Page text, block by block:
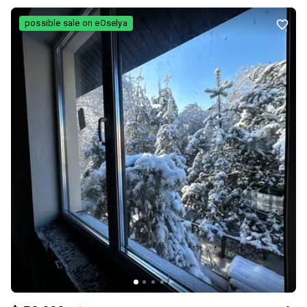
таунхауси від 35 до 60 м² • компактні, продумані планування •
можливість зонування під студію або 1–2 кімнати • власна
тераса / дворик (у залежності від секції) 💡 Чому це вигідна
інвестиція • невеликий бюджет входу • стабільний попит на
оренду біля природи • ідеально під довгострокову оренду або
оренду вихідного дня • високий % окупності порівняно з
квартирами • ліквідний формат — легко перепродати 🧱 Сучасна
забудова • якісні матеріали будівництва • енергоефективні
рішення • мінімальні комунальні витрати • охайна територія
комплексу 🔑 Вдалий варіант для інвесторів, які шукають
компактний, ліквідний об’єкт із високим орендним потенціалом.
possible sale on eOselya